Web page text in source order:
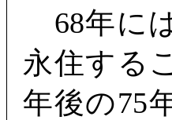
68年に
永住する
年後の75